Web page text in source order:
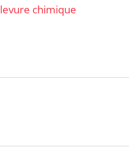
levure chimique